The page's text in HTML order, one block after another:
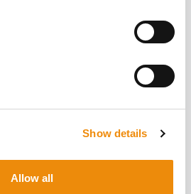
Show details
Allow all